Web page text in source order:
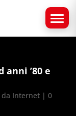
anni ’80 e
da Internet| 0